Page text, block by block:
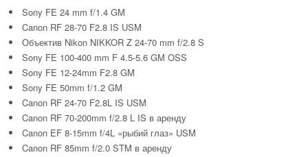
Sony FE 24 mm f/1.4 GM
Canon RF 28-70 F2.8 IS USM
Объектив Nikon NIKKOR Z 24-70 mm f/2.8 S
Sony FE 100-400 mm F 4.5-5.6 GM OSS
Sony FE 12-24mm F2.8 GM
Sony FE 50mm f/1.2 GM
Canon RF 24-70 F2.8L IS USM
Canon RF 70-200mm f/2.8 L IS в аренду
Canon EF 8-15mm f/4L «рыбий глаз» USM
Canon RF 85mm f/2.0 STM в аренду